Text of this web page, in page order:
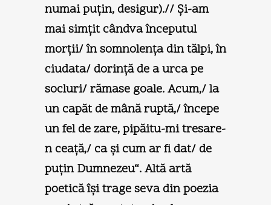
numai puţin, desigur).// Şi-am
mai simţit cândva începutul
morţii/ în somnolenţa din tălpi, în
ciudata/ dorinţă de a urca pe
socluri/ rămase goale. Acum,/ la
un capăt de mână ruptă,/ începe
un fel de zare, pipăitu-mi tresare-
n ceaţă,/ ca şi cum ar fi dat/ de
puţin Dumnezeu“. Altă artă
poetică îşi trage seva din poezia